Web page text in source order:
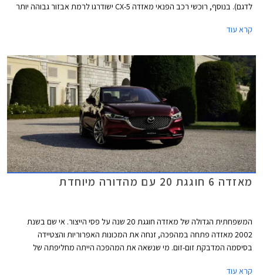
לדגם). בנוסף, רוכשי רכב הפנאי מאזדה CX-5 ישודרגו לרמת אבזור גבוהה יותר
התצוגה של מאזדה ברחבי הארץ.
קרא עוד
מאזדה 6 חוגגת 20 עם מהדורה מיוחדת
המשפחתית הגדולה של מאזדה חוגגת 20 שנה על פסי הייצור. אי שם בשנת
2002 מאזדה פתחה במהפכה, זנחה את המכונות האפרוריות והצטיידה
בסיסמה המדבקת זום-זום. מי שנשאה את המהפכה הייתה מחליפתה של
קרא עוד